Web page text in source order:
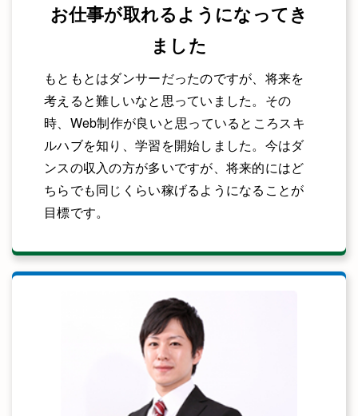
お仕事が取れるようになってき
ました
もともとはダンサーだったのですが、将来を
考えると難しいなと思っていました。その
時、Web制作が良いと思っているところスキ
ルハブを知り、学習を開始しました。今はダ
ンスの収入の方が多いですが、将来的にはど
ちらでも同じくらい稼げるようになることが
目標です。